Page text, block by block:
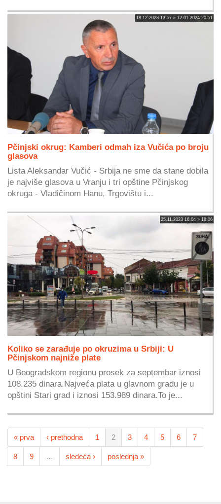
18.12.2023 13:57 » 12.01.2024 20:51
Pčinjski okrug: Kamberi odmah iza Vučića po broju
glasova
Lista Aleksandar Vučić - Srbija ne sme da stane dobila
je najviše glasova u Vranju i tri opštine Pčinjskog
okruga - Vladičinom Hanu, Trgovištu i...
25.11.2023 16:04 » 18:06
Koliko se zarađuje po okruzima u Srbiji: U
Pčinjskom najniže plate
U Beogradskom regionu prosek za septembar iznosi
108.235 dinara.Najveća plata u glavnom gradu je u
opštini Stari grad i iznosi 153.989 dinara.To je...
« prva ‹ prethodna 1 2 3 4 5 6 7
8 9 … sledeća › poslednja »